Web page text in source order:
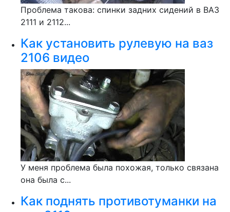
Проблема такова: спинки задних сидений в ВАЗ
2111 и 2112...
Как установить рулевую на ваз
2106 видео
У меня проблема была похожая, только связана
она была с...
Как поднять противотуманки на